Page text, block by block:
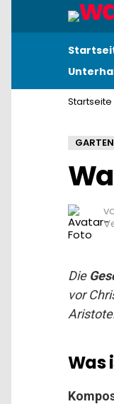
You are
Startseite
GARTEN
Die
vor
Was